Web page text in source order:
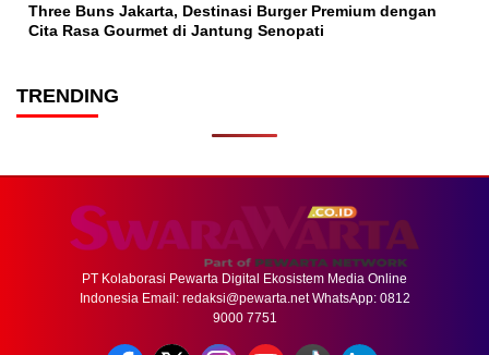
Three Buns Jakarta, Destinasi Burger Premium dengan
Cita Rasa Gourmet di Jantung Senopati
TRENDING
PT Kolaborasi Pewarta Digital Ekosistem Media Online
Indonesia Email: redaksi@pewarta.netWhatsApp: 0812
9000 7751